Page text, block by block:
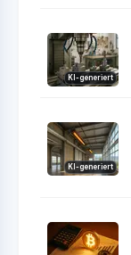
KI-generiert
KI-generiert